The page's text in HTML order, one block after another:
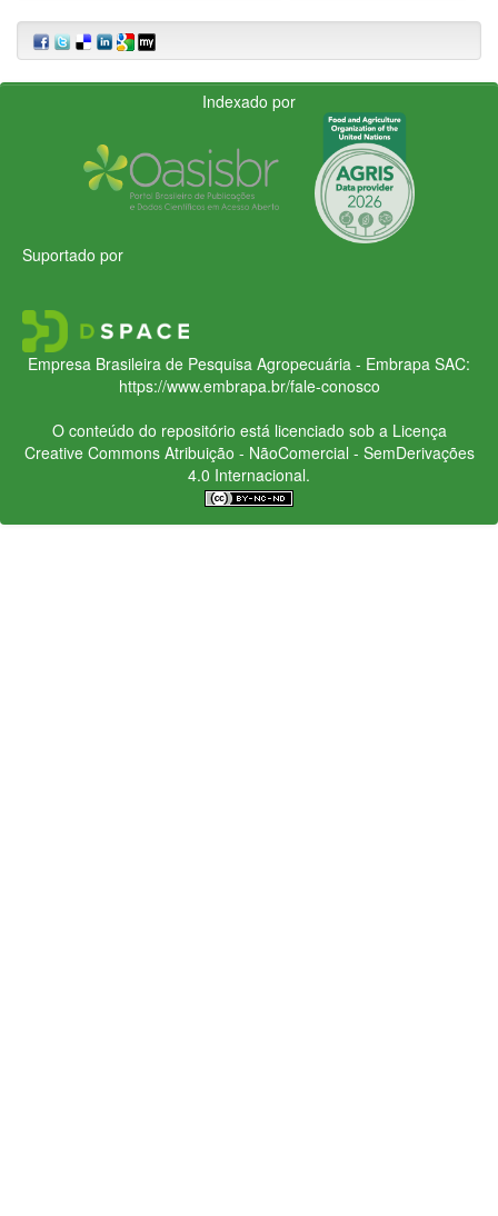
Indexado por
Suportado por
Empresa Brasileira de Pesquisa Agropecuária - Embrapa SAC:
https://www.embrapa.br/fale-conosco
O conteúdo do repositório está licenciado sob a Licença
Creative CommonsAtribuição - NãoComercial - SemDerivações
4.0 Internacional.